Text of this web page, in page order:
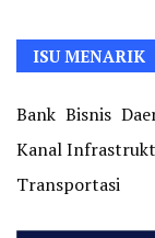
ISU MENARIK
Bank Bisnis
Kanal
Transportasi